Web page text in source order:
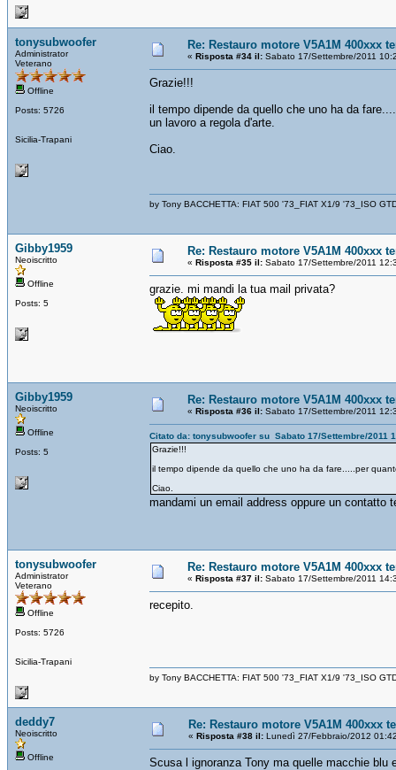
tonysubwoofer
Administrator
Veterano
Offline
Posts: 5726
Sicilia-Trapani
Re: Restauro motore V5A1M 400xxx
« Risposta #34 il: Sabato 17/Settembre/2011
Grazie!!!
il tempo dipende da quello che uno ha da
un lavoro a regola d'arte.
Ciao.
by Tony BACCHETTA: FIAT 500 '73_FIAT X1/9 '73_ISO
Gibby1959
Neoiscritto
Offline
Posts: 5
Re: Restauro motore V5A1M 400xxx
« Risposta #35 il: Sabato 17/Settembre/2011
grazie. mi mandi la tua mail privata?
Gibby1959
Neoiscritto
Offline
Posts: 5
Re: Restauro motore V5A1M 400xxx
« Risposta #36 il: Sabato 17/Settembre/2011
Citato da: tonysubwoofer su Sabato 17/Settembre/2011
Grazie!!!
il tempo dipende da quello che uno ha da fare.....per
Ciao.
mandami un email address oppure un contatto
tonysubwoofer
Administrator
Veterano
Offline
Posts: 5726
Sicilia-Trapani
Re: Restauro motore V5A1M 400xxx
« Risposta #37 il: Sabato 17/Settembre/2011
recepito.
by Tony BACCHETTA: FIAT 500 '73_FIAT X1/9 '73_ISO
deddy7
Neoiscritto
Offline
Re: Restauro motore V5A1M 400xxx
« Risposta #38 il: Lunedì 27/Febbraio/2012
Scusa l ignoranza Tony ma quelle macchie